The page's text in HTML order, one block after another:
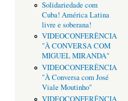
Solidariedade com
Cuba! América Latina
livre e soberana!
VIDEOCONFERÊNCIA
"À CONVERSA COM
MIGUEL MIRANDA"
VIDEOCONFERÊNCIA
"À Conversa com José
Viale Moutinho"
VIDEOCONFERÊNCIA